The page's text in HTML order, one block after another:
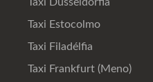
Taxi Dusseldórfia
Taxi Estocolmo
Taxi Filadélfia
Taxi Frankfurt (Meno)